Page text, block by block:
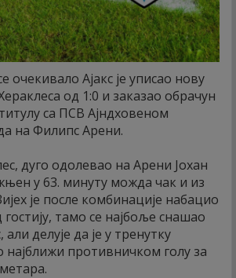
очекивало Ајакс је уписао нову
од 1:0 и заказао обрачун
са ПСВ Ајндховеном
на Филипс Арени.
дуго одолевао на Арени Јохан
у 63. минуту можда чак и из
је после комбинације набацио
тамо се најбоље снашао
делује да је у тренутку
противничком голу за